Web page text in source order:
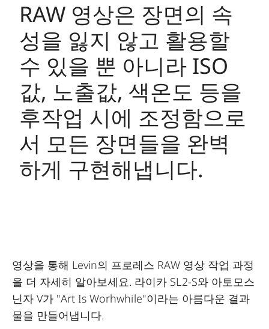
RAW 영상은 장면의 속
성을 잃지 않고 활용할
수 있을 뿐 아니라 ISO
값, 노출값, 색온도 등을
후작업 시에 조정함으로
서 모든 장면들을 완벽
하게 구현해냅니다.
영상을 통해 Levin의 프로레스 RAW 영상 작업 과정
을 더 자세히 알아보세요. 라이카 SL2-S와 아토모스
닌자 V가 "Art Is Worhwhile"이라는 아름다운 결과
물을 만들어냅니다.